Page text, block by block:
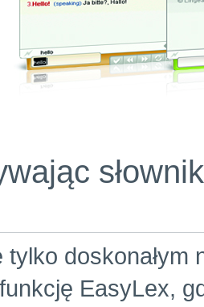
tylko
EasyLex,